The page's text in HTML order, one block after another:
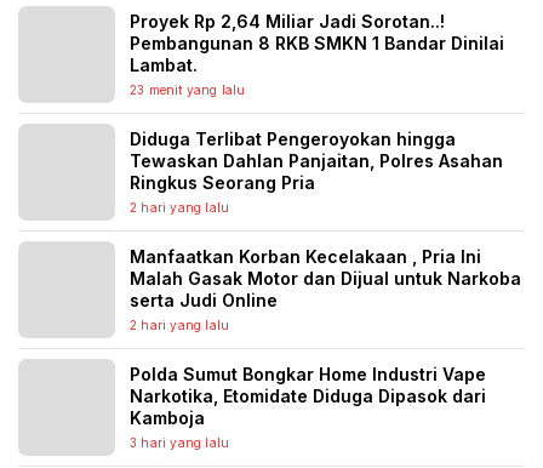
Proyek Rp 2,64 Miliar Jadi Sorotan..!
Pembangunan 8 RKB SMKN 1 Bandar Dinilai
Lambat.
23 menit yang lalu
Diduga Terlibat Pengeroyokan hingga
Tewaskan Dahlan Panjaitan, Polres Asahan
Ringkus Seorang Pria
2 hari yang lalu
Manfaatkan Korban Kecelakaan , Pria Ini
Malah Gasak Motor dan Dijual untuk Narkoba
serta Judi Online
2 hari yang lalu
Polda Sumut Bongkar Home Industri Vape
Narkotika, Etomidate Diduga Dipasok dari
Kamboja
3 hari yang lalu